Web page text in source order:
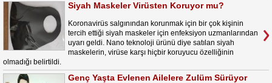
Siyah Maskeler Virüsten Koruyor mu?
Koronavirüs salgınından korunmak için bir çok kişinin
tercih ettiği siyah maskeler için enfeksiyon uzmanlarından
uyarı geldi. Nano teknoloji ürünü diye satılan siyah
maskelerin, virüse karşı hiçbir koruyucu özelliğinin
olmadığı belirtildi.
Genç Yaşta Evlenen Ailelere Zulüm Sürüyor